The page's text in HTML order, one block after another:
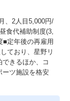
、2人目5,000円/
食代補助制度(3,
■定年後の再雇用
ており、星野リ
きるほか、コ
ーツ施設を格安